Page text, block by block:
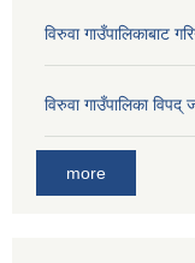
विरुवा गाउँपालिकाबाट
विरुवा गाउँपालिका
more